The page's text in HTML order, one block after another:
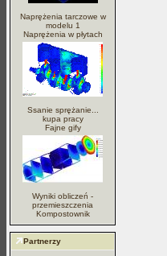
Naprężenia tarczowe w
modelu 1
Naprężenia w płytach
Ssanie sprężanie...
kupa pracy
Fajne gify
Wyniki obliczeń -
przemieszczenia
Kompostownik
Partnerzy